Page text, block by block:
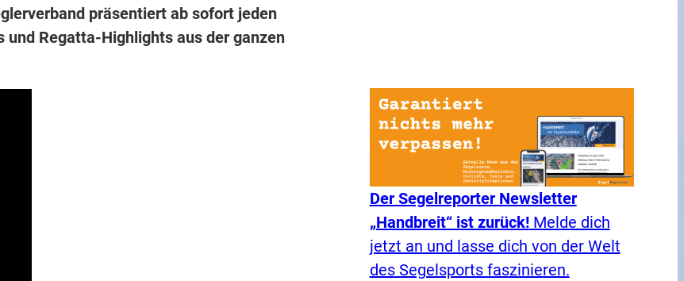
präsentiert ab sofort jeden
Regatta-Highlights aus der ganzen
Der Segelreporter Newsletter
„Handbreit“ ist zurück!Melde dich
jetzt an und lasse dich von der Welt
des Segelsports faszinieren.